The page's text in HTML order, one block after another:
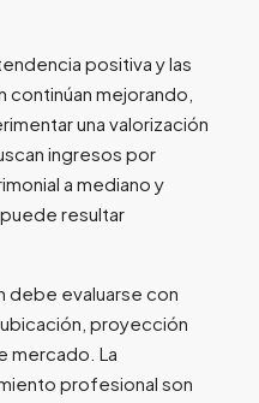
positiva y las
mejorando,
una valorización
ingresos por
a mediano y
resultar
debe evaluarse con
proyección
mercado. La
profesional son